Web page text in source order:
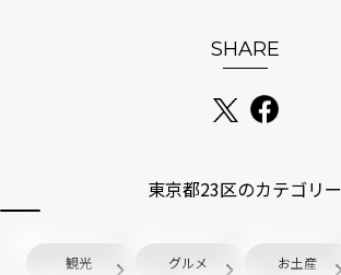
SHARE
東京都23区のカテゴリー
観光 グルメ お土産